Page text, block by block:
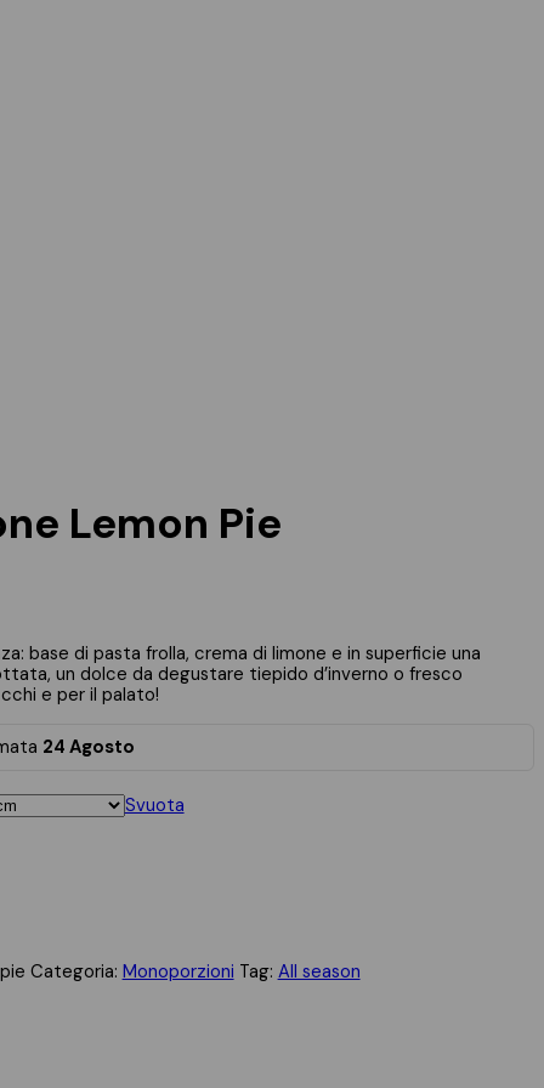
Lemon Pie
base di pasta frolla, crema di limone e in superficie una
un dolce da degustare tiepido d’inverno o fresco
e per il palato!
24 Agosto
Svuota
Categoria: Monoporzioni Tag: All season